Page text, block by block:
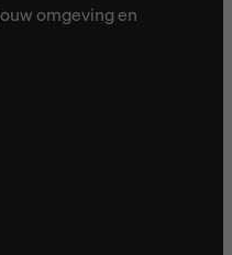
omgeving en